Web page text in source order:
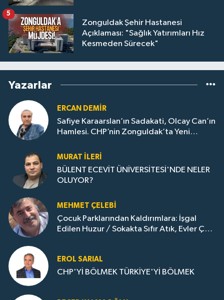
Zonguldak Şehir Hastanesi
Açıklaması: "Sağlık Yatırımları Hız
Kesmeden Sürecek"
5
Yazarlar
ERCAN DEMIR
Safiye Karaarslan’ın Sadakati, Olcay Can’ın
Hamlesi. CHP’nin Zonguldak’ta Yeni
MURAT İLERI
BÜLENT ECEVİT ÜNİVERSİTESİ'NDE NELER
OLUYOR?
MEHMET ÇELEBI
Çocuk Parklarından Kaldırımlara: İşgal
Edilen Huzur / Sokakta Sıfır Atık, Evler Çöp
EROL SARIAL
CHP'Yİ BÖLMEK TÜRKİYE'Yİ BÖLMEK